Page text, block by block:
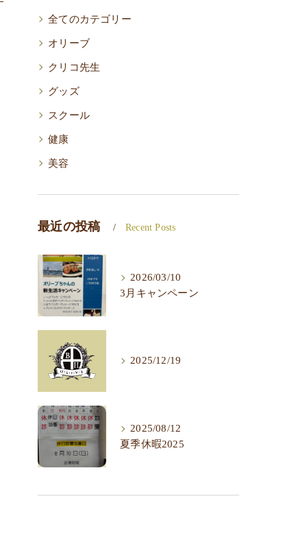
全てのカテゴリー
オリーブ
クリコ先生
グッズ
スクール
健康
美容
最近の投稿 Recent Posts
2026/03/10
3月キャンペーン
2025/12/19
2025/08/12
夏季休暇2025